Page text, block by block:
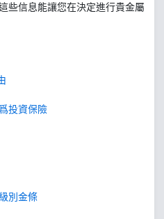
些信息能讓您在決定進行貴金屬
投資保險
別金條